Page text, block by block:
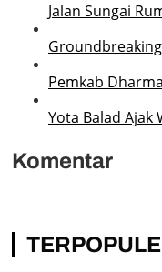
Jalan Sungai
Pemkab
Yota Balad Ajak
Komentar